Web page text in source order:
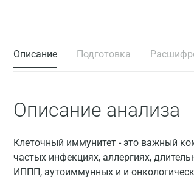
Описание Подготовка
Описание анализа
Клеточный иммунитет - это важный
частых инфекциях, аллергиях,
ИППП, аутоиммунных и и